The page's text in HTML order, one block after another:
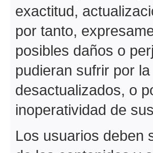
exactitud,
por tanto,
posibles daños o
pudieran sufrir por
desactualizados, o
inoperatividad de
Los usuarios deben